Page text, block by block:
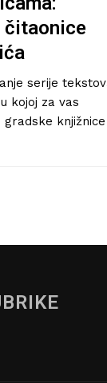
“Turneja
se tek pridružili,